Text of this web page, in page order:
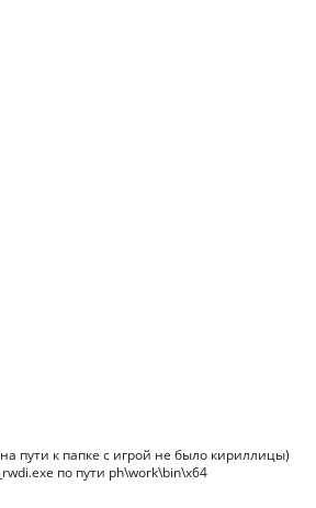
пути к папке с игрой не было кириллицы)
по пути ph\work\bin\x64